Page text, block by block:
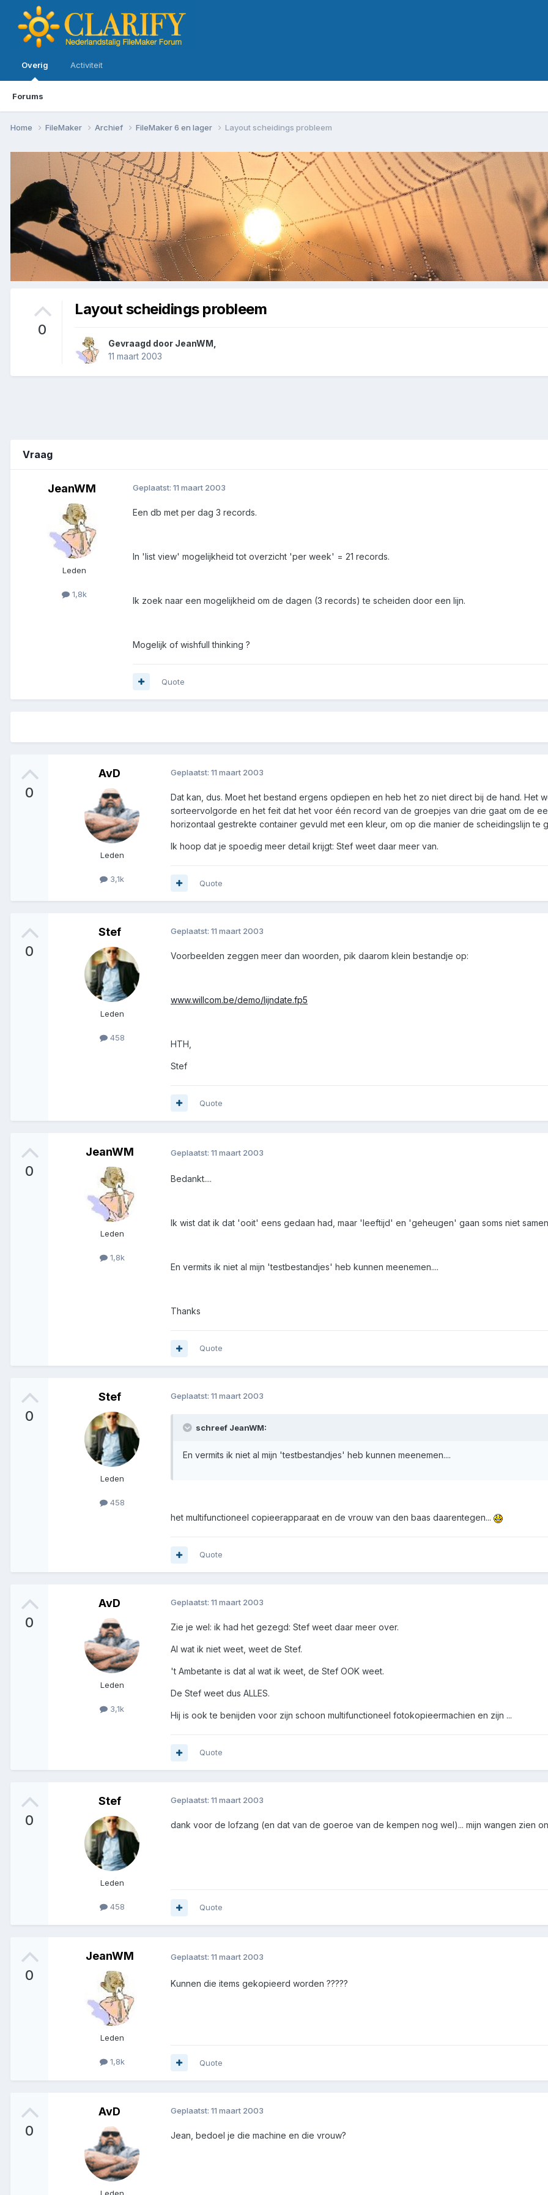
Overig
Forums
Activiteit
Home FileMaker Archief FileMaker 6 en lager Layout scheidings probleem
0
Layout scheidings probleem
Gevraagd door JeanWM
11 maart 2003
Vraag
JeanWM
Leden
1,8k
Geplaatst: 11 maart 2003
Een db met per dag 3 records.
In 'list view' mogelijkheid tot overzicht 'per week' = 21 records.
Ik zoek naar een mogelijkheid om de dagen (3 records) te scheiden door een lijn.
Mogelijk of wishfull thinking ?
Quote
0
AvD
Leden
3,1k
Geplaatst: 11 maart 2003
Dat kan, dus. Moet het bestand ergens opdiepen en heb het zo niet direct bij de hand. Het
sorteervolgorde en het feit dat het voor één record van de groepjes van drie gaat om de
horizontaal gestrekte container gevuld met een kleur, om op die manier de scheidingslijn te
Ik hoop dat je spoedig meer detail krijgt: Stef weet daar meer van.
Quote
0
Stef
Leden
458
Geplaatst: 11 maart 2003
Voorbeelden zeggen meer dan woorden, pik daarom klein bestandje op:
www.willcom.be/demo/lijndate.fp5
HTH,
Stef
Quote
0
JeanWM
Leden
1,8k
Geplaatst: 11 maart 2003
Bedankt....
Ik wist dat ik dat 'ooit' eens gedaan had, maar 'leeftijd' en 'geheugen' gaan soms niet
En vermits ik niet al mijn 'testbestandjes' heb kunnen meenemen....
Thanks
Quote
0
Stef
Leden
458
Geplaatst: 11 maart 2003
schreef JeanWM:
En vermits ik niet al mijn 'testbestandjes' heb kunnen meenemen....
het multifunctioneel copieerapparaat en de vrouw van den baas daarentegen...
Quote
0
AvD
Leden
3,1k
Geplaatst: 11 maart 2003
Zie je wel: ik had het gezegd: Stef weet daar meer over.
Al wat ik niet weet, weet de Stef.
't Ambetante is dat al wat ik weet, de Stef OOK weet.
De Stef weet dus ALLES.
Hij is ook te benijden voor zijn schoon multifunctioneel fotokopieermachien en zijn ...
Quote
0
Stef
Leden
458
Geplaatst: 11 maart 2003
dank voor de lofzang (en dat van de goeroe van de kempen nog wel)... mijn wangen zien
Quote
0
JeanWM
Leden
1,8k
Geplaatst: 11 maart 2003
Kunnen die items gekopieerd worden ?????
Quote
0
AvD
Leden
Geplaatst: 11 maart 2003
Jean, bedoel je die machine en die vrouw?